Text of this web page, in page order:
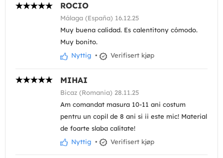
ROCIO
Málaga (España) 16.12.25
Muy buena calidad. Es calentitony cómodo.
Muy bonito.
Nyttig • Verifisert kjøp
MIHAI
Bicaz (Romania) 28.11.25
Am comandat masura 10-11 ani costum
pentru un copil de 8 ani si ii este mic! Material
de foarte slaba calitate!
Nyttig • Verifisert kjøp